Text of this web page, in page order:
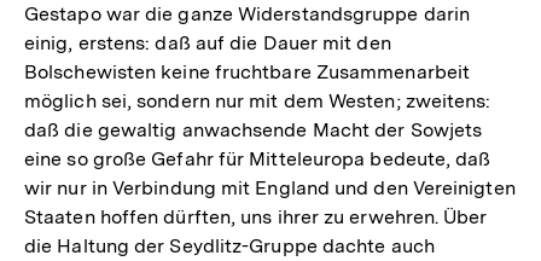
Gestapo war die ganze Widerstandsgruppe darin
einig, erstens: daß auf die Dauer mit den
Bolschewisten keine fruchtbare Zusammenarbeit
möglich sei, sondern nur mit dem Westen; zweitens:
daß die gewaltig anwachsende Macht der Sowjets
eine so große Gefahr für Mitteleuropa bedeute, daß
wir nur in Verbindung mit England und den Vereinigten
Staaten hoffen dürften, uns ihrer zu erwehren. Über
die Haltung der Seydlitz-Gruppe dachte auch